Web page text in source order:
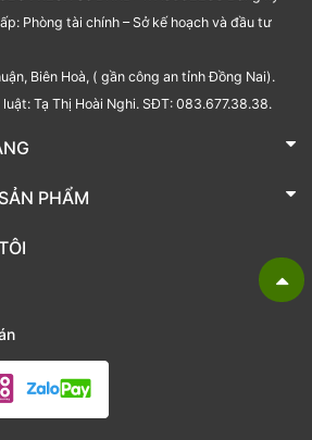
Phòng tài chính – Sở kế hoạch và đầu tư
Biên Hoà, ( gần công an tỉnh Đồng Nai).
Tạ Thị Hoài Nghi. SĐT: 083.677.38.38.
BUBU FRESH
PHẨM